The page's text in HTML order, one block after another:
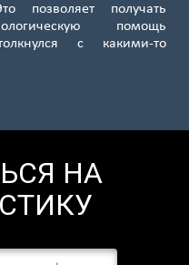
позволяет получать
помощь
с какими-то
НА